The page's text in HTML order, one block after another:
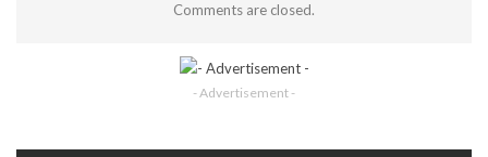
Comments are closed.
- Advertisement -